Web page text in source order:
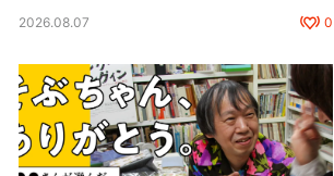
2026.08.07 0